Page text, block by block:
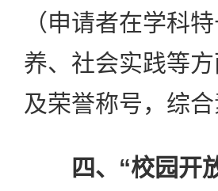
（申请者在学科
养、社会实践等
及荣誉称号，综
四、“校园开